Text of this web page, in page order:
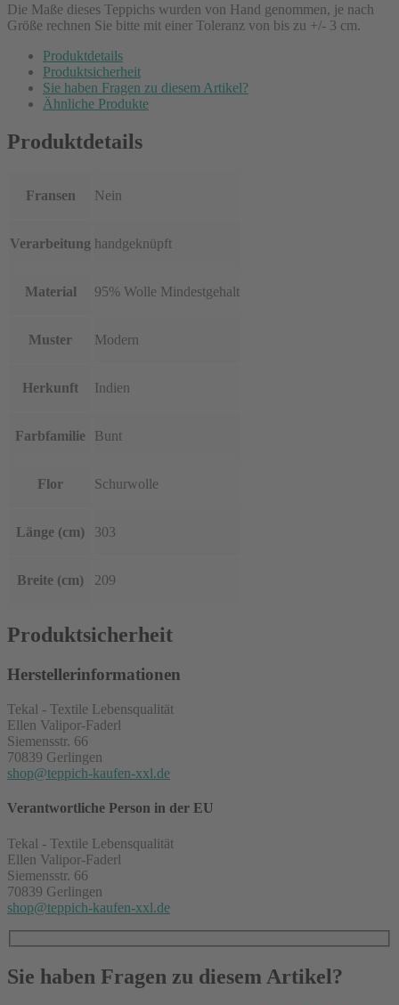
Die Maße dieses Teppichs wurden von Hand genommen, je nach
Größe rechnen Sie bitte mit einer Toleranz von bis zu +/- 3 cm.
Produktdetails
Produktsicherheit
Sie haben Fragen zu diesem Artikel?
Ähnliche Produkte
Produktdetails
Fransen Nein
Verarbeitung handgeknüpft
Material 95% Wolle Mindestgehalt
Muster Modern
Herkunft Indien
Farbfamilie Bunt
Flor Schurwolle
Länge (cm) 303
Breite (cm) 209
Produktsicherheit
Herstellerinformationen
Tekal - Textile Lebensqualität
Ellen Valipor-Faderl
Siemensstr. 66
70839 Gerlingen
shop@teppich-kaufen-xxl.de
Verantwortliche Person in der EU
Tekal - Textile Lebensqualität
Ellen Valipor-Faderl
Siemensstr. 66
70839 Gerlingen
shop@teppich-kaufen-xxl.de
Sie haben Fragen zu diesem Artikel?